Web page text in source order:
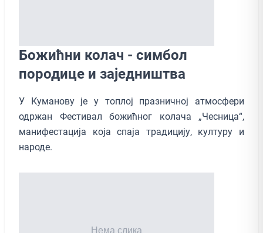
Божићни колач - симбол
породице и заједништва
У Куманову је у топлој празничној атмосфери
одржан Фестивал божићног колача „Чесница“,
манифестација која спаја традицију, културу и
народе.